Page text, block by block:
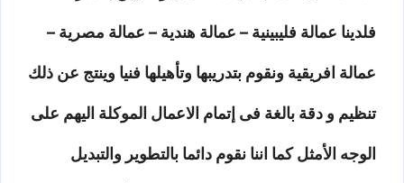
فلدينا عمالة فليبينية – عمالة هندية – عمالة مصرية –
عمالة افريقية ونقوم بتدريبها وتأهيلها فنيا وينتج عن ذلك
تنظيم و دقة بالغة فى إتمام الاعمال الموكلة اليهم على
الوجه الأمثل كما اننا نقوم دائما بالتطوير والتبديل